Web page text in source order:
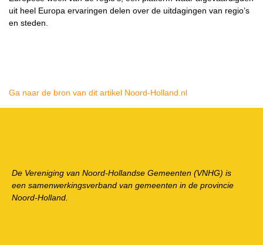
uit heel Europa ervaringen delen over de uitdagingen van regio’s
en steden.
Ga naar de bron van dit artikel Noord-Holland.nl
De Vereniging van Noord-Hollandse Gemeenten (VNHG) is
een samenwerkingsverband van gemeenten in de provincie
Noord-Holland.